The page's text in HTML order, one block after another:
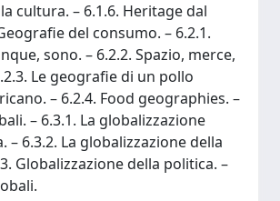
cultura. – 6.1.6. Heritage dal
del consumo. – 6.2.1.
sono. – 6.2.2. Spazio, merce,
Le geografie di un pollo
– 6.2.4. Food geographies. –
– 6.3.1. La globalizzazione
– 6.3.2. La globalizzazione della
Globalizzazione della politica. –